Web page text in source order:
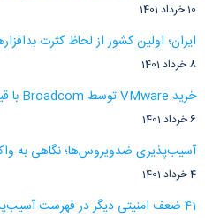
10 خرداد 1401
ایران؛ اولین کشور از لحاظ کثرت
8 خرداد 1401
خرید VMware توسط Broadcom با قیمت ۶۱ میلیارد دلار
6 خرداد 1401
آسیب‌پذیری ضدویروس‌ها؛ نگاهی به
4 خرداد 1401
41 ضعف امنیتی دیگر در فهرست آسیب‌پذیری‌های در حال بهره‌جویی